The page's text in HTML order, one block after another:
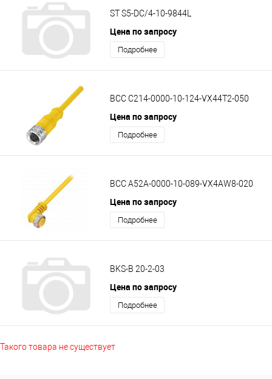
ST S5-DC/4-10-9844L
Цена по запросу
Подробнее
BCC C214-0000-10-124-VX44T2-050
Цена по запросу
Подробнее
BCC A52A-0000-10-089-VX4AW8-020
Цена по запросу
Подробнее
BKS-B 20-2-03
Цена по запросу
Подробнее
Такого товара не существует